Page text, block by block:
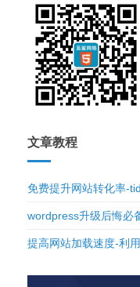
文章教程
免费提升网站转化率-
wordpress升级后悔必
提高网站加载速度-利